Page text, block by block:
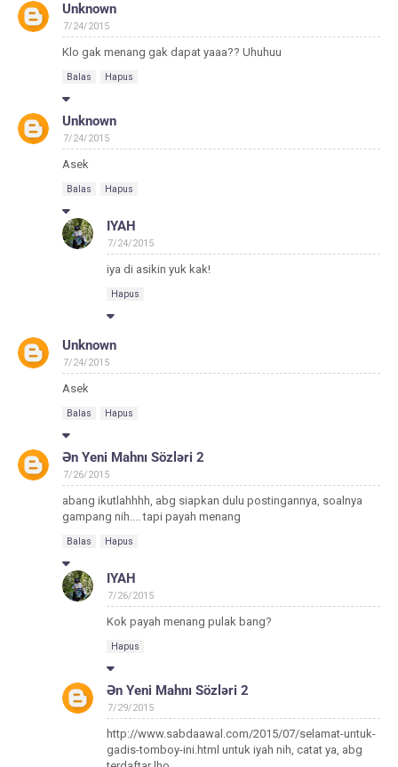
Unknown
7/24/2015
Klo gak menang gak dapat yaaa?? Uhuhuu
Balas Hapus
Unknown
7/24/2015
Asek
Balas Hapus
IYAH
7/24/2015
iya di asikin yuk kak!
Hapus
Unknown
7/24/2015
Asek
Balas Hapus
Ən Yeni Mahnı Sözləri 2
7/26/2015
abang ikutlahhhh, abg siapkan dulu postingannya, soalnya
gampang nih.... tapi payah menang
Balas Hapus
IYAH
7/26/2015
Kok payah menang pulak bang?
Hapus
Ən Yeni Mahnı Sözləri 2
7/29/2015
http://www.sabdaawal.com/2015/07/selamat-untuk-
gadis-tomboy-ini.html untuk iyah nih, catat ya, abg